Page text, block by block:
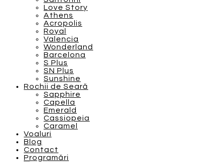
Love Story
Athens
Acropolis
Royal
Valencia
Wonderland
Barcelona
S Plus
SN Plus
Sunshine
Rochii de Seară
Sapphire
Capella
Emerald
Cassiopeia
Caramel
Voaluri
Blog
Contact
Programări